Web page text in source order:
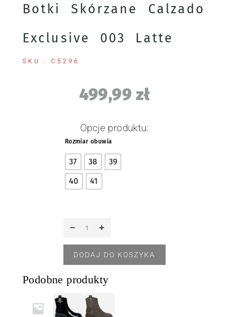
Botki Skórzane Calzado
Exclusive 003 Latte
SKU : C5296
499,99 zł
Opcje produktu:
Rozmiar obuwia
37 38
39
40
41
DODAJ DO KOSZYKA
Podobne produkty